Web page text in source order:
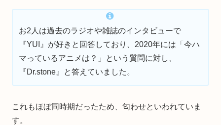
お2人は過去のラジオや雑誌のインタビューで
『YUI』が好きと回答しており、2020年には「今ハ
マっているアニメは？」という質問に対し、
『Dr.stone』と答えていました。
これもほぼ同時期だったため、匂わせといわれていま
す。